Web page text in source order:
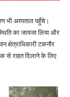
भी अस्पताल पहुँचे।
का जायजा लिया और
क्षेत्राधिकारी टकनौर
से राहत दिलाने के लिए